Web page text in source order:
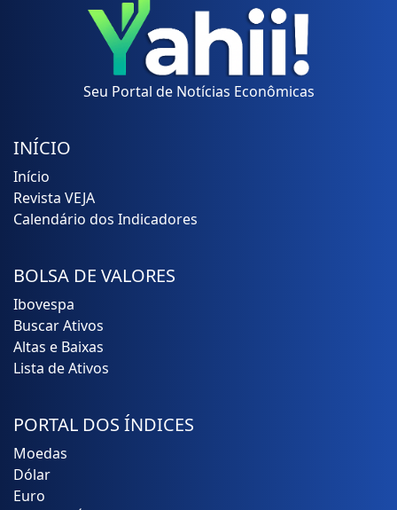
Seu Portal de Notícias Econômicas
INÍCIO
Início
Revista VEJA
Calendário dos Indicadores
BOLSA DE VALORES
Ibovespa
Buscar Ativos
Altas e Baixas
Lista de Ativos
PORTAL DOS ÍNDICES
Moedas
Dólar
Euro